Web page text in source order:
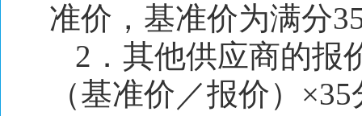
准价，基准价为满分
2．其他供应商的报
（基准价／报价）